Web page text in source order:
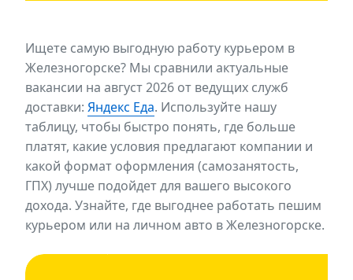
Ищете самую выгодную работу курьером в
Железногорске? Мы сравнили актуальные
вакансии на август 2026 от ведущих служб
доставки: Яндекс Еда. Используйте нашу
таблицу, чтобы быстро понять, где больше
платят, какие условия предлагают компании и
какой формат оформления (самозанятость,
ГПХ) лучше подойдет для вашего высокого
дохода. Узнайте, где выгоднее работать пешим
курьером или на личном авто в Железногорске.